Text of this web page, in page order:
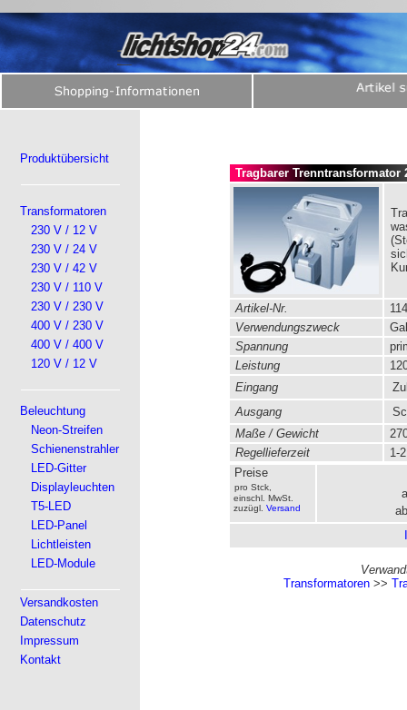
Produktübersicht
Transformatoren
230 V / 12 V
230 V / 24 V
230 V / 42 V
230 V / 110 V
230 V / 230 V
400 V / 230 V
400 V / 400 V
120 V / 12 V
Beleuchtung
Neon-Streifen
Schienenstrahler
LED-Gitter
Displayleuchten
T5-LED
LED-Panel
Lichtleisten
LED-Module
Versandkosten
Datenschutz
Impressum
Kontakt
Tragbarer Trenntransformator
Artikel-Nr.
Verwendungszweck
Spannung
Leistung
Eingang
Ausgang
Maße / Gewicht
Regellieferzeit
1-
Preise
pro Stck,
einschl. MwSt.
zuzügl. Versand
Transformatoren >>